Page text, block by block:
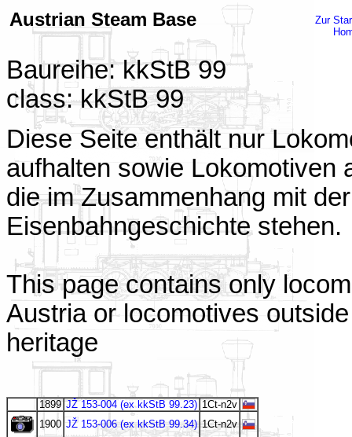
Austrian Steam Base
Zur
Baureihe: kkStB 99
class: kkStB 99
Diese Seite enthält nur
aufhalten sowie Lokomotiven
die im Zusammenhang mit
Eisenbahngeschichte stehen.
This page contains only
Austria or locomotives
heritage
1899 JŽ 153-004 (ex kkStB 99.23) 1Ct-n2v
1900 JŽ 153-006 (ex kkStB 99.34) 1Ct-n2v